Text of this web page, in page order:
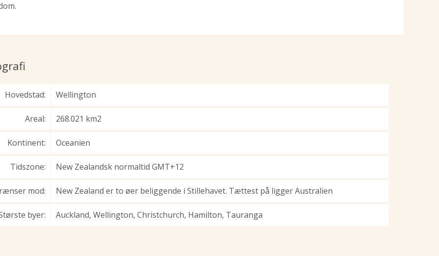
Hovedstad: Wellington
Areal: 268.021 km2
Kontinent: Oceanien
Tidszone: New Zealandsk normaltid GMT+12
mod: New Zealand er to øer beliggende i Stillehavet. Tættest på ligger Australien
byer: Auckland, Wellington, Christchurch, Hamilton, Tauranga